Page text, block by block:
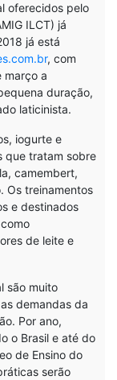
oferecidos pelo
ILCT) já
já está
, com
março a
duração,
laticinista.
iogurte e
que tratam sobre
camembert,
Os treinamentos
e destinados
de leite e
são muito
demandas da
Por ano,
o Brasil e até do
de Ensino do
serão